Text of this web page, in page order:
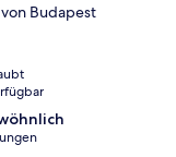
Budapest